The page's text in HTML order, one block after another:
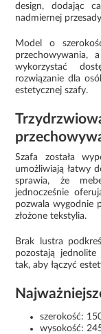
design, dodając
nadmiernej
Model o
przechowywania,
wykorzystać
rozwiązanie dla
estetycznej szafy.
Szafa została
umożliwiają łatwy
sprawia, że
jednocześnie
pozwala wygodnie
złożone tekstylia.
Brak lustra
pozostają jednolite
tak, aby łączyć
szerokość:
wysokość: